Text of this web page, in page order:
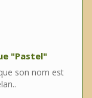
"Pastel"
son nom est